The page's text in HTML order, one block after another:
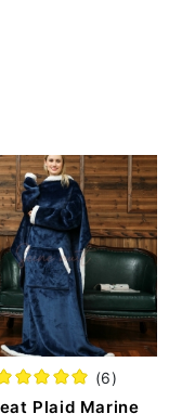
(6)
Plaid Marine